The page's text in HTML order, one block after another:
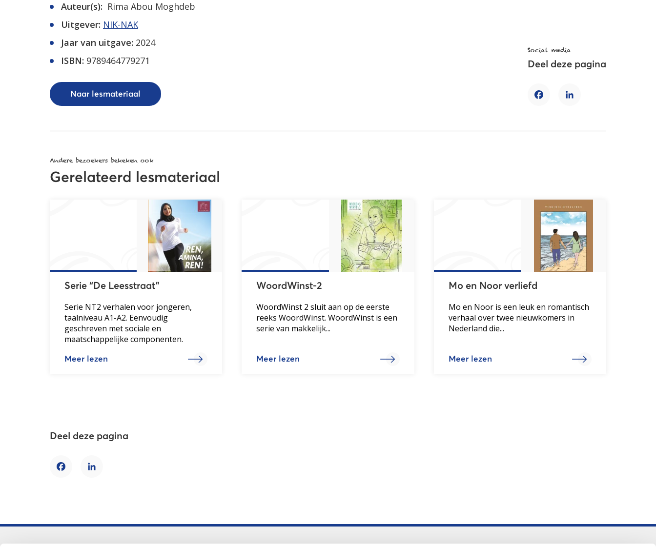
Auteur(s): Rima Abou Moghdeb
Uitgever: NIK-NAK
Jaar van uitgave: 2024
ISBN: 9789464779271
Naar lesmateriaal
Social media
Deel deze pagina
FacebookLinkedIn
Andere bezoekers bekeken ook
Gerelateerd lesmateriaal
Serie “De Leesstraat”
Serie NT2 verhalen voor jongeren,
taalniveau A1-A2. Eenvoudig
geschreven met sociale en
maatschappelijke componenten.
Meer lezen
WoordWinst-2
WoordWinst 2 sluit aan op de eerste
reeks WoordWinst. WoordWinst is een
serie van makkelijk...
Meer lezen
Mo en Noor verliefd
Mo en Noor is een leuk en romantisch
verhaal over twee nieuwkomers in
Nederland die...
Meer lezen
Deel deze pagina
FacebookLinkedIn